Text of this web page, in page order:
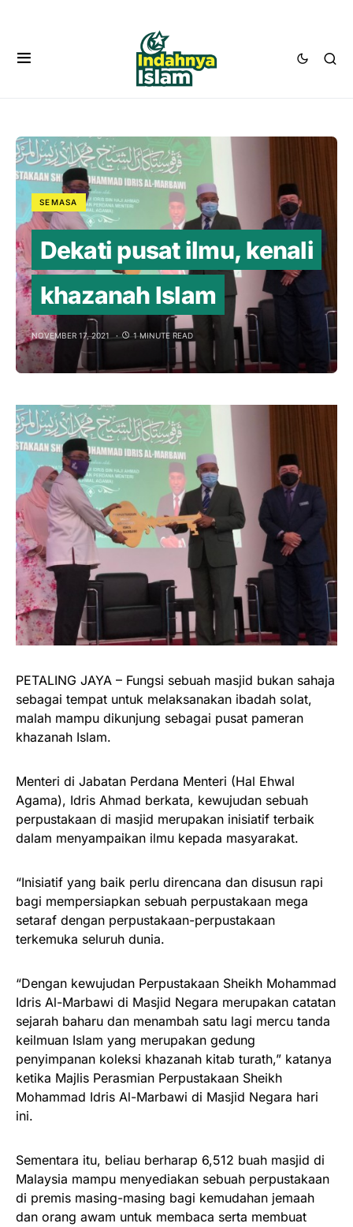
SEMASA
Dekati pusat ilmu, kenali
khazanah Islam
NOVEMBER 17, 2021 1 MINUTE READ
PETALING JAYA – Fungsi sebuah masjid bukan sahaja
sebagai tempat untuk melaksanakan ibadah solat,
malah mampu dikunjung sebagai pusat pameran
khazanah Islam.
Menteri di Jabatan Perdana Menteri (Hal Ehwal
Agama), Idris Ahmad berkata, kewujudan sebuah
perpustakaan di masjid merupakan inisiatif terbaik
dalam menyampaikan ilmu kepada masyarakat.
“Inisiatif yang baik perlu direncana dan disusun rapi
bagi mempersiapkan sebuah perpustakaan mega
setaraf dengan perpustakaan-perpustakaan
terkemuka seluruh dunia.
“Dengan kewujudan Perpustakaan Sheikh Mohammad
Idris Al-Marbawi di Masjid Negara merupakan catatan
sejarah baharu dan menambah satu lagi mercu tanda
keilmuan Islam yang merupakan gedung
penyimpanan koleksi khazanah kitab turath,” katanya
ketika Majlis Perasmian Perpustakaan Sheikh
Mohammad Idris Al-Marbawi di Masjid Negara hari
ini.
Sementara itu, beliau berharap 6,512 buah masjid di
Malaysia mampu menyediakan sebuah perpustakaan
di premis masing-masing bagi kemudahan jemaah
dan orang awam untuk membaca serta membuat